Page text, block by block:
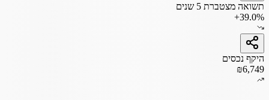
תשואה מצטברת 5 שנים
+39.0%
היקף נכסים
₪6,749